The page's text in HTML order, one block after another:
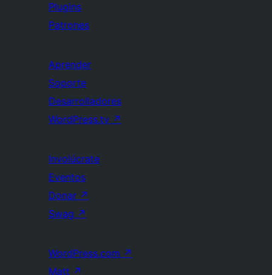
Plugins
Patrones
Aprender
Soporte
Desarrolladores
WordPress.tv ↗
Involúcrate
Eventos
Donar ↗
Swag ↗
WordPress.com ↗
Matt ↗